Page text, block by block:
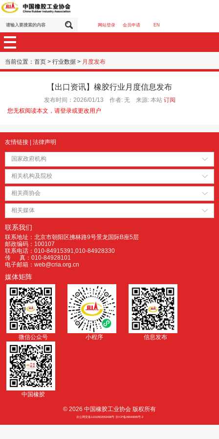
网站登录 会员申请 EN
当前位置： 首页 > 行业数据 > 月度发布
【出口资讯】橡胶行业月度信息发布
发布时间：2026/01/13 作者: 无 来源: 本站 订阅
您无权阅读本文，请登录或更改用户
友情链接 | 法律声明
国家政府机构
相关机构及院校
相关商协会
相关媒体
联系我们
联系地址：北京市朝阳区拂林路9号景龙国际B座5层
邮政编码：100107
联系电话：010-84915391,010-84928330
传 真：010-84928101
电子邮箱：web@cria.org.cn
媒体矩阵
微信公众号 小程序 信息发布
中国橡胶
© 2026 中国橡胶工业协会 版权所有
京公网安备11010502053438号 京ICP备09044065号-2